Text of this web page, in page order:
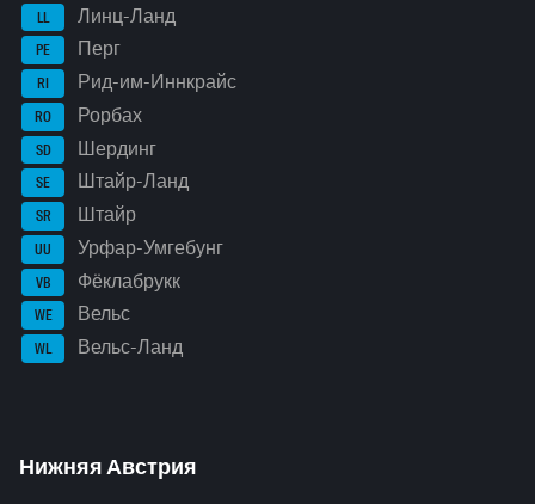
LL Линц-Ланд
PE Перг
RI Рид-им-Иннкрайс
RO Рорбах
SD Шердинг
SE Штайр-Ланд
SR Штайр
UU Урфар-Умгебунг
VB Фёклабрукк
WE Вельс
WL Вельс-Ланд
Нижняя Австрия